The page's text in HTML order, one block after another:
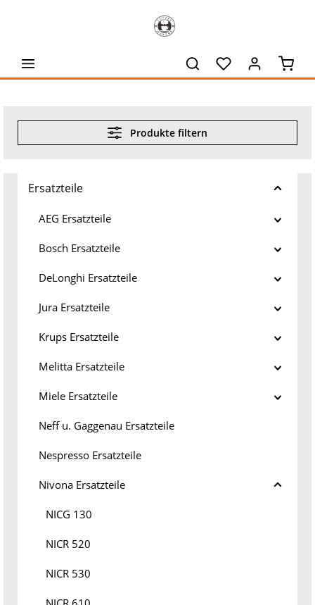
Produkte filtern
Ersatzteile
AEG Ersatzteile
Bosch Ersatzteile
DeLonghi Ersatzteile
Jura Ersatzteile
Krups Ersatzteile
Melitta Ersatzteile
Miele Ersatzteile
Neff u. Gaggenau Ersatzteile
Nespresso Ersatzteile
Nivona Ersatzteile
NICG 130
NICR 520
NICR 530